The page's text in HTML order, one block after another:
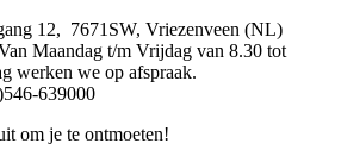
12, 7671SW, Vriezenveen (NL)
Maandag t/m Vrijdag van 8.30 tot
werken we op afspraak.
639000
om je te ontmoeten!